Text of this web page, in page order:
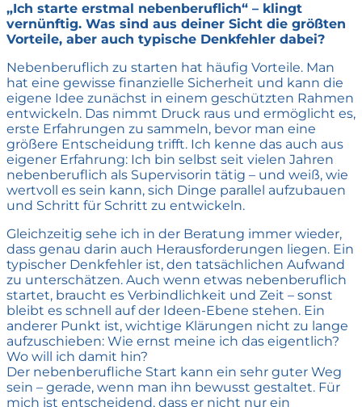
„Ich starte erstmal nebenberuflich“ – klingt
vernünftig. Was sind aus deiner Sicht die größten
Vorteile, aber auch typische Denkfehler dabei?
Nebenberuflich zu starten hat häufig Vorteile. Man
hat eine gewisse finanzielle Sicherheit und kann die
eigene Idee zunächst in einem geschützten Rahmen
entwickeln. Das nimmt Druck raus und ermöglicht es,
erste Erfahrungen zu sammeln, bevor man eine
größere Entscheidung trifft. Ich kenne das auch aus
eigener Erfahrung: Ich bin selbst seit vielen Jahren
nebenberuflich als Supervisorin tätig – und weiß, wie
wertvoll es sein kann, sich Dinge parallel aufzubauen
und Schritt für Schritt zu entwickeln.
Gleichzeitig sehe ich in der Beratung immer wieder,
dass genau darin auch Herausforderungen liegen. Ein
typischer Denkfehler ist, den tatsächlichen Aufwand
zu unterschätzen. Auch wenn etwas nebenberuflich
startet, braucht es Verbindlichkeit und Zeit – sonst
bleibt es schnell auf der Ideen-Ebene stehen. Ein
anderer Punkt ist, wichtige Klärungen nicht zu lange
aufzuschieben: Wie ernst meine ich das eigentlich?
Wo will ich damit hin?
Der nebenberufliche Start kann ein sehr guter Weg
sein – gerade, wenn man ihn bewusst gestaltet. Für
mich ist entscheidend, dass er nicht nur ein